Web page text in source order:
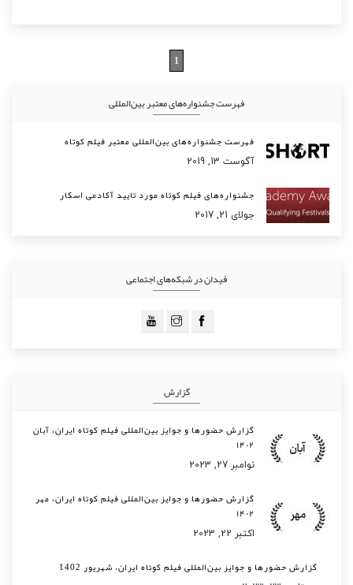
1
فهرست جشنواره‌های معتبر بین‌المللی
فهرست جشنواره‌های بین‌المللی معتبر فیلم کوتاه
آگوست 13, 2019
جشنواره‌های فیلم کوتاه مورد تایید آکادمی اسکار
جولای 21, 2017
فیدان در شبکه‌های اجتماعی
گزارش
گزارش حضورها و جوایز بین‌المللی فیلم کوتاه ایران، آبان
۱۴۰۲
نوامبر 27, 2023
گزارش حضورها و جوایز بین‌المللی فیلم کوتاه ایران، مهر
۱۴۰۲
اکتبر 22, 2023
گزارش حضورها و جوایز بین‌المللی فیلم کوتاه ایران، شهریور 1402